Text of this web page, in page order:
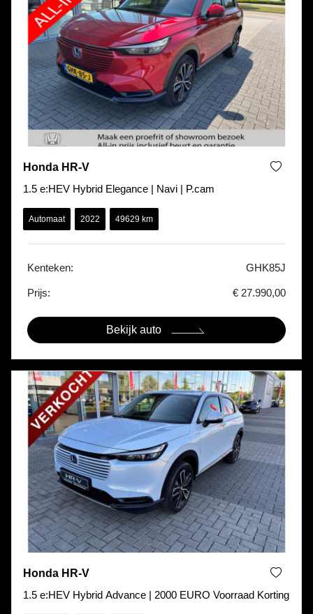
Honda HR-V
1.5 e:HEV Hybrid Elegance | Navi | P.cam
Automaat 2022 49629 km
Kenteken: GHK85J
Prijs: € 27.990,00
Bekijk auto
Honda HR-V
1.5 e:HEV Hybrid Advance | 2000 EURO Voorraad Korting